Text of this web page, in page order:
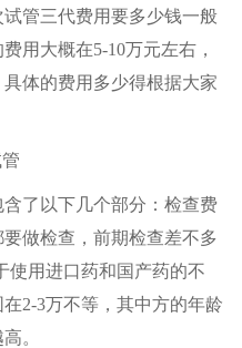
管三代费用要多少钱一般
用大概在5-10万元左右，
体的费用多少得根据大家
了以下几个部分：检查费
做检查，前期检查差不多
使用进口药和国产药的不
2-3万不等，其中方的年龄
。